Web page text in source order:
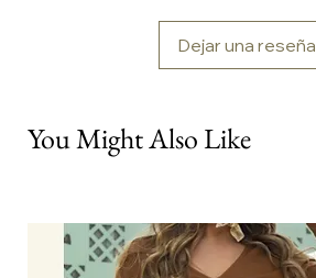
Dejar una reseña
You Might Also Like